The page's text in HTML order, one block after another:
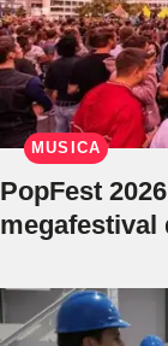
MÚSICA
PopFest
megafestival